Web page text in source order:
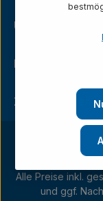
Unternehmen
Ladengeschäft
Zahlungsarten
Alle Preise inkl.
und ggf.